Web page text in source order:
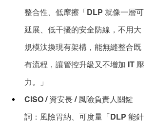
整合性、低摩擦「DLP 就像一層可
延展、低干擾的安全防線，不用大
規模汰換現有架構，能無縫整合既
有流程，讓管控升級又不增加 IT 壓
力。」
CISO / 資安長 / 風險負責人關鍵
詞：風險胃納、可度量「DLP 能針